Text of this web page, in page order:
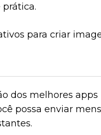
para criar
dos melhores apps
possa enviar